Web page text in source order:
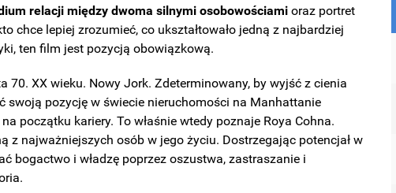
relacji między dwoma silnymi osobowościami oraz portret
chce lepiej zrozumieć, co ukształtowało jedną z najbardziej
ten film jest pozycją obowiązkową.
70. XX wieku. Nowy Jork. Zdeterminowany, by wyjść z cienia
swoją pozycję w świecie nieruchomości na Manhattanie
początku kariery. To właśnie wtedy poznaje Roya Cohna.
z najważniejszych osób w jego życiu. Dostrzegając potencjał w
bogactwo i władzę poprzez oszustwa, zastraszanie i